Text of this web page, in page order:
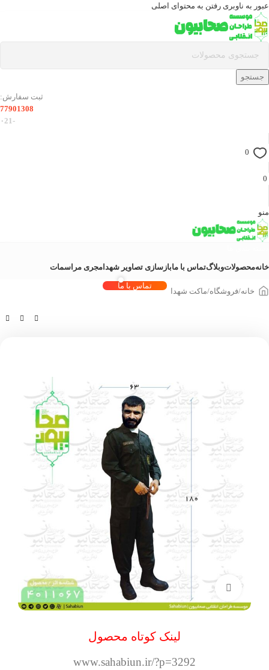
عبور به ناوبری رفتن به محتوای اصلی
جستجو
ثبت سفارش:
77901308
-۰21
0
0
منو
خانهمحصولاتوبلاگتماس با مابازسازی تصاویر شهدا مجری مراسمات
تماس با ما
خانه/فروشگاه/ماکت شهدا
بزرگنمایی تصویر
لینک کوتاه محصول
www.sahabiun.ir/?p=3292